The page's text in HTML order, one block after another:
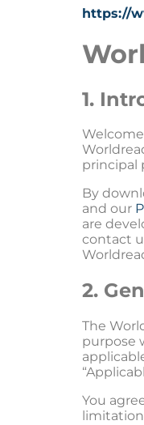
https://
1.
principal
By
and our
are
contact
2.
The
purpose
You